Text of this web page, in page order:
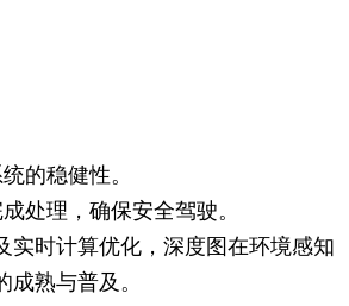
的稳健性。
处理，确保安全驾驶。
实时计算优化，深度图在环境感知
熟与普及。